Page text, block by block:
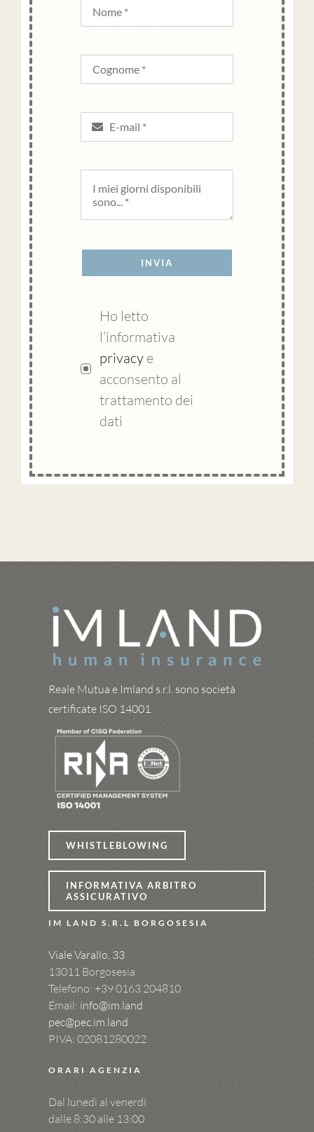
INVIA
Ho letto
l’informativa
privacy e
acconsento al
trattamento dei
dati
Reale Mutua e Imland s.r.l. sono società
certificate ISO 14001.
WHISTLEBLOWING
INFORMATIVA ARBITRO
ASSICURATIVO
IM LAND S.R.L BORGOSESIA
Viale Varallo, 33
13011 Borgosesia
Telefono: +390163 204810
Email: info@im.land
pec@pec.im.land
PIVA: 02081280022
ORARI AGENZIA
Dal lunedì al venerdì
dalle 8:30 alle 13:00